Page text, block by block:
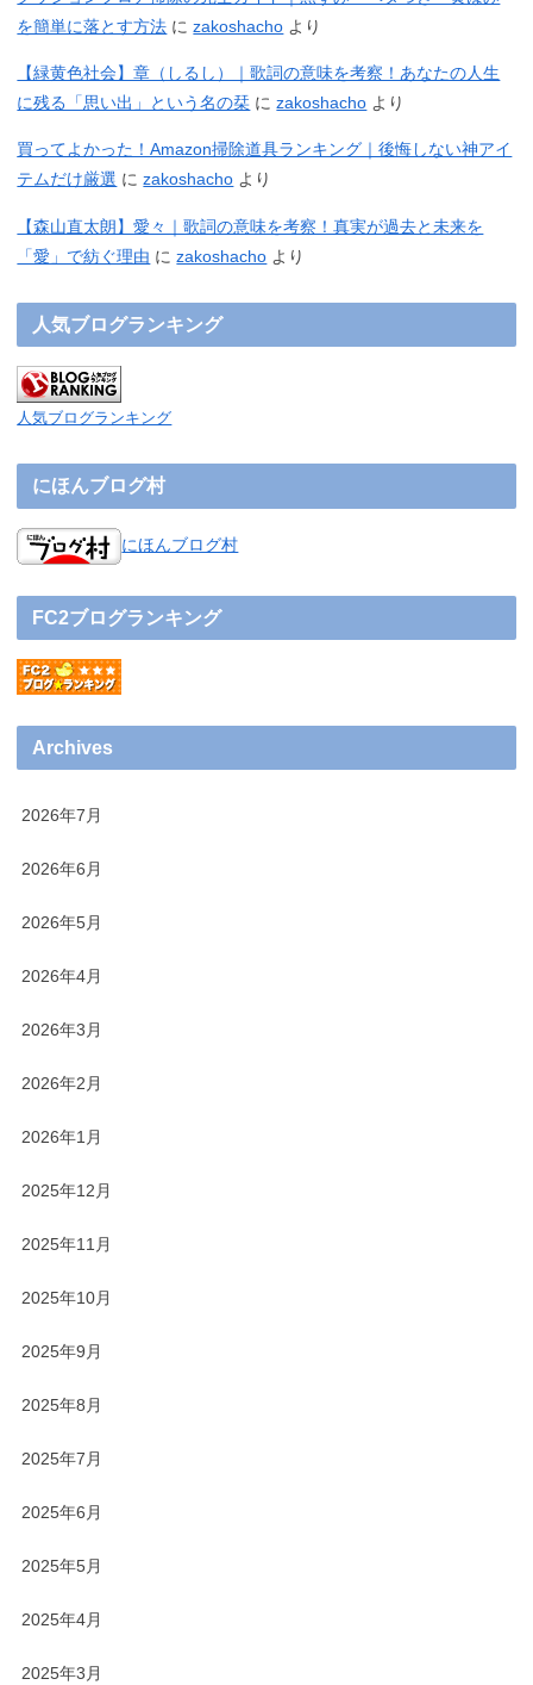
を簡単に落とす方法 にzakoshacho より
【緑黄色社会】章（しるし）｜歌詞の意味を考察！あなたの人生
に残る「思い出」という名の栞 にzakoshacho より
買ってよかった！Amazon掃除道具ランキング｜後悔しない神アイ
テムだけ厳選 にzakoshacho より
【森山直太朗】愛々｜歌詞の意味を考察！真実が過去と未来を
「愛」で紡ぐ理由 にzakoshacho より
人気ブログランキング
人気ブログランキング
にほんブログ村
にほんブログ村
FC2ブログランキング
Archives
2026年7月
2026年6月
2026年5月
2026年4月
2026年3月
2026年2月
2026年1月
2025年12月
2025年11月
2025年10月
2025年9月
2025年8月
2025年7月
2025年6月
2025年5月
2025年4月
2025年3月